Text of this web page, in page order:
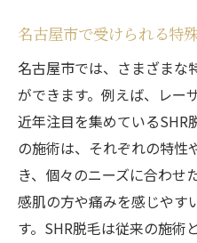
名古屋市で受けられる特
名古屋市では、さまざまな
ができます。例えば、レー
近年注目を集めているSHR
の施術は、それぞれの特性
き、個々のニーズに合わせ
感肌の方や痛みを感じやす
す。SHR脱毛は従来の施術